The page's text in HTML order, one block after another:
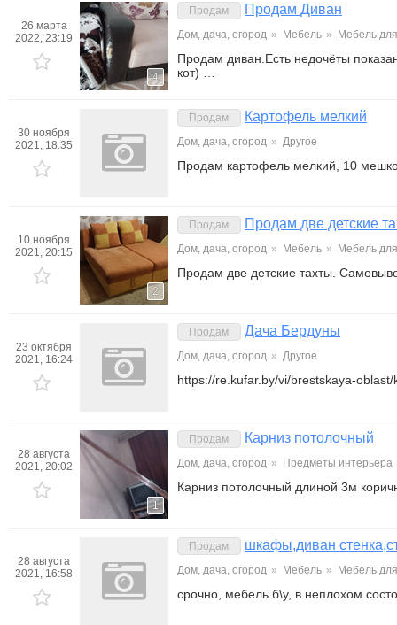
26 марта
2022, 23:19
4
Продам Продам Диван
Дом, дача, огород » Мебель » Мебель
Продам диван.Есть недочёты
кот) …
30 ноября
2021, 18:35
Продам Картофель мелкий
Дом, дача, огород » Другое
Продам картофель мелкий, 10
10 ноября
2021, 20:15
2
Продам Продам две детские
Дом, дача, огород » Мебель » Мебель
Продам две детские тахты.
23 октября
2021, 16:24
Продам Дача Бердуны
Дом, дача, огород » Другое
https://re.kufar.by/vi/brestskaya-
28 августа
2021, 20:02
1
Продам Карниз потолочный
Дом, дача, огород » Предметы интерьера
Карниз потолочный длиной 3м
28 августа
2021, 16:58
Продам шкафы,диван
Дом, дача, огород » Мебель » Мебель
срочно, мебель б\у, в неплохом